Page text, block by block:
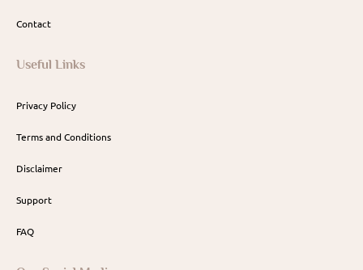
Contact
Useful Links
Privacy Policy
Terms and Conditions
Disclaimer
Support
FAQ